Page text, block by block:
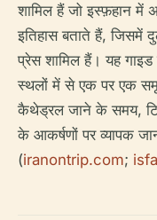
शामिल हैं जो इस्फ़हान में
इतिहास बताते हैं, जिसमें
प्रेस शामिल हैं। यह गाइड
स्थलों में से एक पर एक
कैथेड्रल जाने के समय,
के आकर्षणों पर व्यापक
(iranontrip.com;